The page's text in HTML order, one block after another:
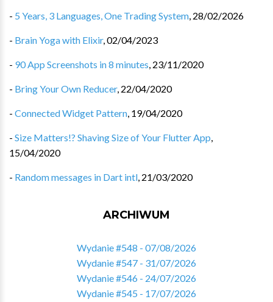
- 5 Years, 3 Languages, One Trading System, 28/02/2026
- Brain Yoga with Elixir,02/04/2023
- 90 App Screenshots in 8 minutes, 23/11/2020
- Bring Your Own Reducer, 22/04/2020
- Connected Widget Pattern, 19/04/2020
- Size Matters!? Shaving Size of Your Flutter App,
15/04/2020
- Random messages in Dart intl, 21/03/2020
ARCHIWUM
Wydanie #548 - 07/08/2026
Wydanie #547 - 31/07/2026
Wydanie #546 - 24/07/2026
Wydanie #545 - 17/07/2026